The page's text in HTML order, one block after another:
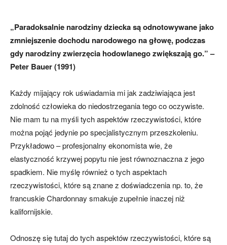
„Paradoksalnie narodziny dziecka są odnotowywane jako
zmniejszenie dochodu narodowego na głowę, podczas
gdy narodziny zwierzęcia hodowlanego zwiększają go.” –
Peter Bauer (1991)
Każdy mijający rok uświadamia mi jak zadziwiająca jest
zdolność człowieka do niedostrzegania tego co oczywiste.
Nie mam tu na myśli tych aspektów rzeczywistości, które
można pojąć jedynie po specjalistycznym przeszkoleniu.
Przykładowo – profesjonalny ekonomista wie, że
elastyczność krzywej popytu nie jest równoznaczna z jego
spadkiem. Nie myślę również o tych aspektach
rzeczywistości, które są znane z doświadczenia np. to, że
francuskie Chardonnay smakuje zupełnie inaczej niż
kalifornijskie.
Odnoszę się tutaj do tych aspektów rzeczywistości, które są